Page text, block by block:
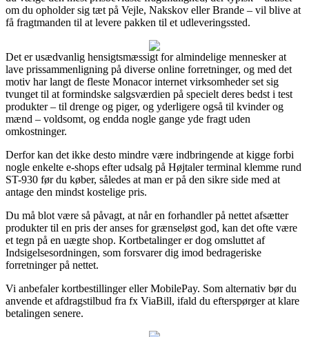
om du opholder sig tæt på Vejle, Nakskov eller Brande – vil blive at
få fragtmanden til at levere pakken til et udleveringssted.
Det er usædvanlig hensigtsmæssigt for almindelige mennesker at
lave prissammenligning på diverse online forretninger, og med det
motiv har langt de fleste Monacor internet virksomheder set sig
tvunget til at formindske salgsværdien på specielt deres bedst i test
produkter – til drenge og piger, og yderligere også til kvinder og
mænd – voldsomt, og endda nogle gange yde fragt uden
omkostninger.
Derfor kan det ikke desto mindre være indbringende at kigge forbi
nogle enkelte e-shops efter udsalg på Højtaler terminal klemme rund
ST-930 før du køber, således at man er på den sikre side med at
antage den mindst kostelige pris.
Du må blot være så påvagt, at når en forhandler på nettet afsætter
produkter til en pris der anses for grænseløst god, kan det ofte være
et tegn på en uægte shop. Kortbetalinger er dog omsluttet af
Indsigelsesordningen, som forsvarer dig imod bedrageriske
forretninger på nettet.
Vi anbefaler kortbestillinger eller MobilePay. Som alternativ bør du
anvende et afdragstilbud fra fx ViaBill, ifald du efterspørger at klare
betalingen senere.